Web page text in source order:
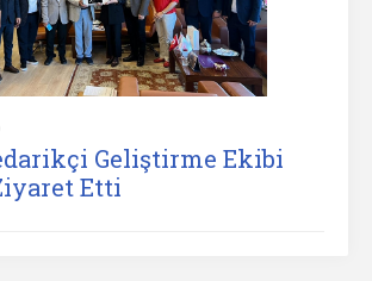
Geliştirme Ekibi
Etti